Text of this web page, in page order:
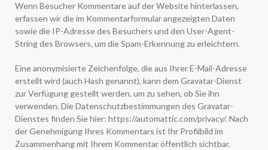
Wenn Besucher Kommentare auf der Website hinterlassen,
erfassen wir die im Kommentarformular angezeigten Daten
sowie die IP-Adresse des Besuchers und den User-Agent-
String des Browsers, um die Spam-Erkennung zu erleichtern.
Eine anonymisierte Zeichenfolge, die aus Ihrer E-Mail-Adresse
erstellt wird (auch Hash genannt), kann dem Gravatar-Dienst
zur Verfügung gestellt werden, um zu sehen, ob Sie ihn
verwenden. Die Datenschutzbestimmungen des Gravatar-
Dienstes finden Sie hier: https://automattic.com/privacy/. Nach
der Genehmigung Ihres Kommentars ist Ihr Profilbild im
Zusammenhang mit Ihrem Kommentar öffentlich sichtbar.